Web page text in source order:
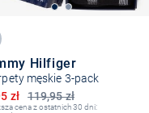
Hilfiger
męskie 3-pack
119,95 zł
cena
zł
cena z ostatnich 30 dni: